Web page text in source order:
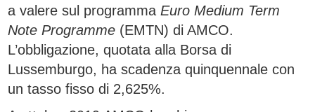
a valere sul programma Euro Medium Term
Note Programme (EMTN) di AMCO.
L’obbligazione, quotata alla Borsa di
Lussemburgo, ha scadenza quinquennale con
un tasso fisso di 2,625%.